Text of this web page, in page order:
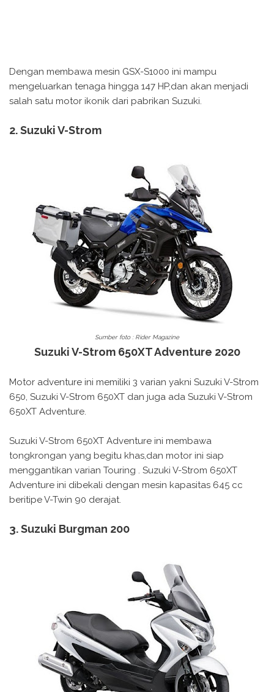
Dengan membawa mesin GSX-S1000 ini mampu
mengeluarkan tenaga hingga 147 HP,dan akan menjadi
salah satu motor ikonik dari pabrikan Suzuki.
2. Suzuki V-Strom
Sumber foto : Rider Magazine
Suzuki V-Strom 650XT Adventure 2020
Motor adventure ini memiliki 3 varian yakni Suzuki V-Strom
650, Suzuki V-Strom 650XT dan juga ada Suzuki V-Strom
650XT Adventure.
Suzuki V-Strom 650XT Adventure ini membawa
tongkrongan yang begitu khas,dan motor ini siap
menggantikan varian Touring . Suzuki V-Strom 650XT
Adventure ini dibekali dengan mesin kapasitas 645 cc
beritipe V-Twin 90 derajat.
3. Suzuki Burgman 200